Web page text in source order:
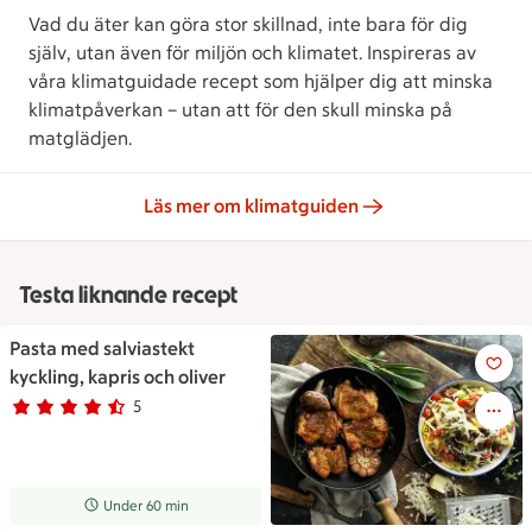
Vad du äter kan göra stor skillnad, inte bara för dig
själv, utan även för miljön och klimatet. Inspireras av
våra klimatguidade recept som hjälper dig att minska
klimatpåverkan – utan att för den skull minska på
matglädjen.
Läs mer om klimatguiden
Testa liknande recept
Pasta med salviastekt
kyckling, kapris och oliver
Betyg 4.2 av 5. 5
5 personer har röstat
Receptet tar Under 60 min att tillaga
Under 60 min
Pasta med salviastekt